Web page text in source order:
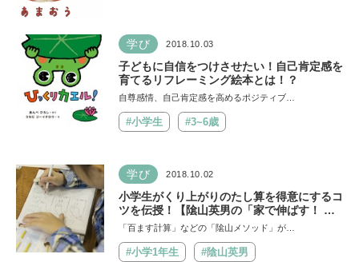
学び 2018.10.03
子どもに自信をつけさせたい！自己肯定感を
育てるリフレーミング絵本とは！？
自尊感情、自己肯定感を高めるポジティブ…
#小学生 #3~6歳
学び 2018.10.02
小学生がくり上がりのたし算を得意にするコ
ツを伝授！【隂山英男の「家で伸ばす！ 子
どもの学力」】
「百ます計算」などの「隂山メソッド」が…
#小学1年生 #陰山英男